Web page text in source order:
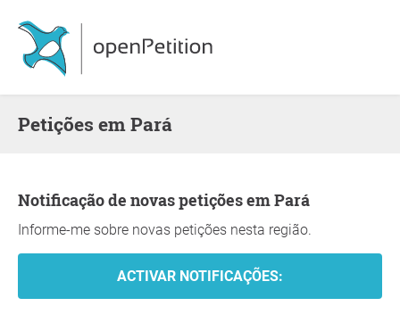
Petições em Pará
Notificação de novas petições em Pará
Informe-me sobre novas petições nesta região.